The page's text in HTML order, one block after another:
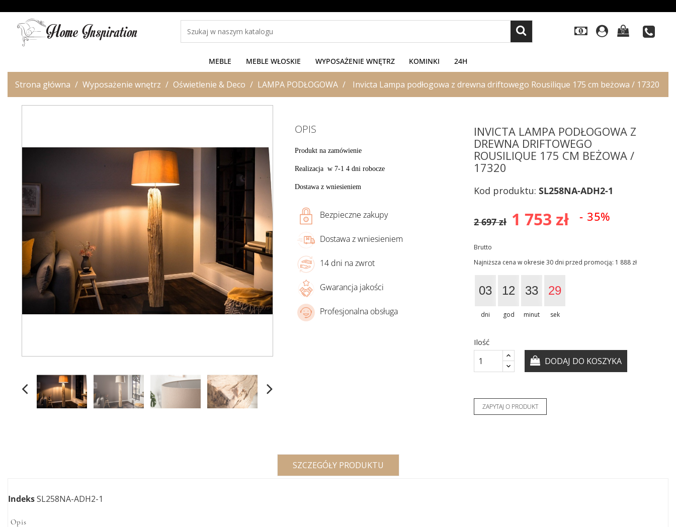
0
MEBLE MEBLE WŁOSKIE WYPOSAŻENIE WNĘTRZ KOMINKI 24H
Strona główna Wyposażenie wnętrz Oświetlenie & Deco LAMPA PODŁOGOWA Invicta Lampa podłogowa z drewna driftowego Rousilique 175 cm beżowa / 17320
OPIS
Produkt na zamówienie
Realizacja w 7-1 4 dni robocze
Dostawa z wniesieniem
Bezpieczne zakupy
Dostawa z wniesieniem
14 dni na zwrot
Gwarancja jakości
Profesjonalna obsługa
INVICTA LAMPA PODŁOGOWA Z
DREWNA DRIFTOWEGO
ROUSILIQUE 175 CM BEŻOWA /
17320
Kod produktu:SL258NA-ADH2-1
1 753 zł - 35%
2 697 zł
Brutto
Najniższa cena w okresie 30 dni przed promocją: 1 888 zł
03
dni
12
god
33
minut
28
sek
Ilość
DODAJ DO KOSZYKA
ZAPYTAJ O PRODUKT
SZCZEGÓŁY PRODUKTU
IndeksSL258NA-ADH2-1
Opis